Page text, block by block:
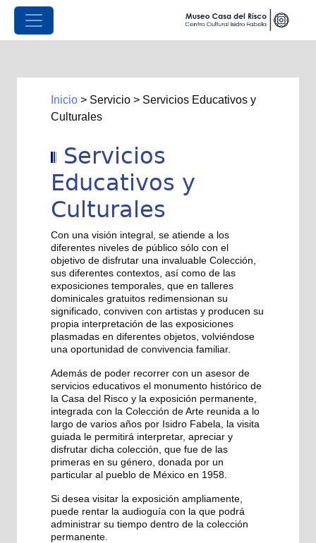
Inicio > Servicio > Servicios Educativos y
Culturales
Servicios
Educativos y
Culturales
Con una visión integral, se atiende a los
diferentes niveles de público sólo con el
objetivo de disfrutar una invaluable Colección,
sus diferentes contextos, así como de las
exposiciones temporales, que en talleres
dominicales gratuitos redimensionan su
significado, conviven con artistas y producen su
propia interpretación de las exposiciones
plasmadas en diferentes objetos, volviéndose
una oportunidad de convivencia familiar.
Además de poder recorrer con un asesor de
servicios educativos el monumento histórico de
la Casa del Risco y la exposición permanente,
integrada con la Colección de Arte reunida a lo
largo de varios años por Isidro Fabela, la visita
guiada le permitirá interpretar, apreciar y
disfrutar dicha colección, que fue de las
primeras en su género, donada por un
particular al pueblo de México en 1958.
Si desea visitar la exposición ampliamente,
puede rentar la audioguía con la que podrá
administrar su tiempo dentro de la colección
permanente.